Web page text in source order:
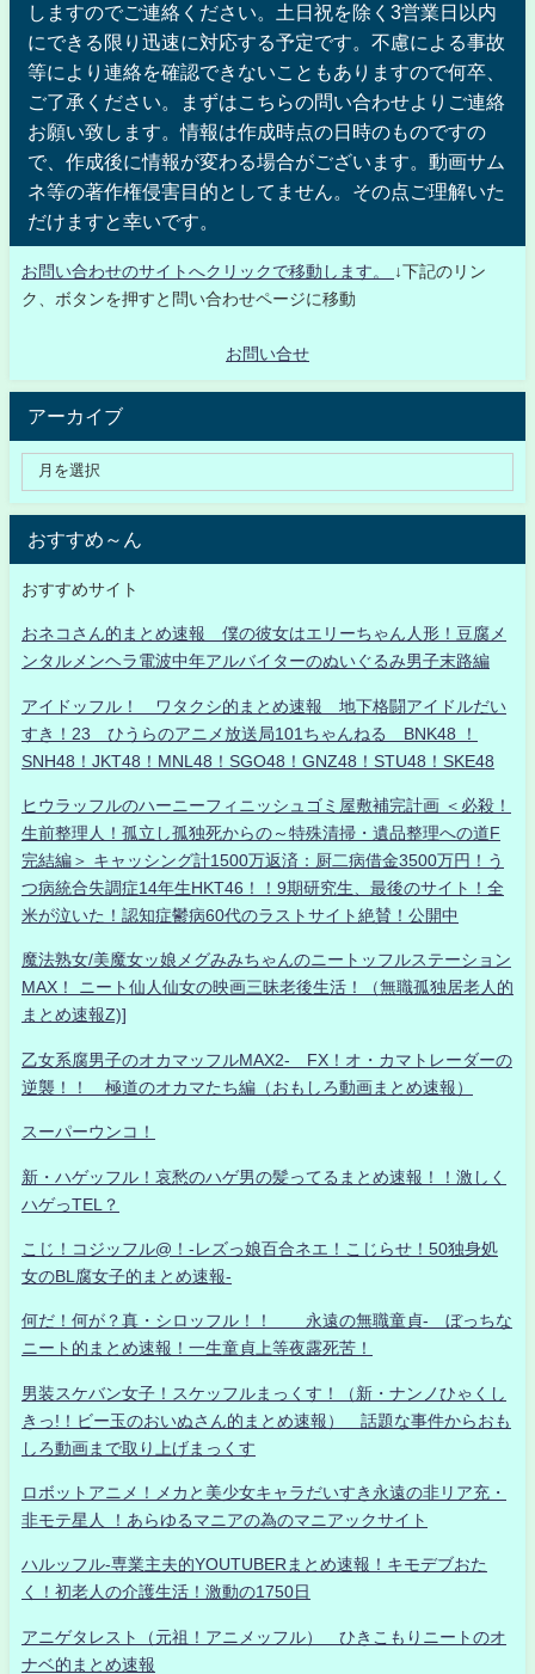
しますのでご連絡ください。土日祝を除く3営業日以内
にできる限り迅速に対応する予定です。不慮による事故
等により連絡を確認できないこともありますので何卒、
ご了承ください。まずはこちらの問い合わせよりご連絡
お願い致します。情報は作成時点の日時のものですの
で、作成後に情報が変わる場合がございます。動画サム
ネ等の著作権侵害目的としてません。その点ご理解いた
だけますと幸いです。
お問い合わせのサイトへクリックで移動します。
↓下記のリン
ク、ボタンを押すと問い合わせページに移動
お問い合せ
アーカイブ
おすすめ～ん
おすすめサイト
おネコさん的まとめ速報 僕の彼女はエリーちゃん人形！豆腐メ
ンタルメンヘラ電波中年アルバイターのぬいぐるみ男子末路編
アイドッフル！ ワタクシ的まとめ速報 地下格闘アイドルだい
すき！23 ひうらのアニメ放送局101ちゃんねる BNK48 ！
SNH48！JKT48！MNL48！SGO48！GNZ48！STU48！SKE48
ヒウラッフルのハーニーフィニッシュゴミ屋敷補完計画 ＜必殺！
生前整理人！孤立し孤独死からの～特殊清掃・遺品整理への道F
完結編＞ キャッシング計1500万返済：厨二病借金3500万円！う
つ病統合失調症14年生HKT46！！9期研究生、最後のサイト！全
米が泣いた！認知症鬱病60代のラストサイト絶賛！公開中
魔法熟女/美魔女ッ娘メグみみちゃんのニートッフルステーション
MAX！ ニート仙人仙女の映画三昧老後生活！（無職孤独居老人的
まとめ速報Z)]
乙女系腐男子のオカマッフルMAX2- FX！オ・カマトレーダーの
逆襲！！ 極道のオカマたち編（おもしろ動画まとめ速報）
スーパーウンコ！
新・ハゲッフル！哀愁のハゲ男の髪ってるまとめ速報！！激しく
ハゲっTEL？
こじ！コジッフル@！-レズっ娘百合ネエ！こじらせ！50独身処
女のBL腐女子的まとめ速報-
何だ！何が？真・シロッフル！！ 永遠の無職童貞- ぼっちな
ニート的まとめ速報！一生童貞上等夜露死苦！
男装スケバン女子！スケッフルまっくす！（新・ナンノひゃくし
きっ!！ビー玉のおいぬさん的まとめ速報） 話題な事件からおも
しろ動画まで取り上げまっくす
ロボットアニメ！メカと美少女キャラだいすき永遠の非リア充・
非モテ星人 ！あらゆるマニアの為のマニアックサイト
ハルッフル-専業主夫的YOUTUBERまとめ速報！キモデブおた
く！初老人の介護生活！激動の1750日
アニゲタレスト（元祖！アニメッフル） ひきこもりニートのオ
ナベ的まとめ速報